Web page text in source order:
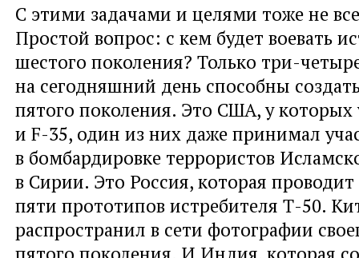
С этими задачами и целями тоже не
Простой вопрос: с кем будет воевать
шестого поколения? Только три-
на сегодняшний день способны
пятого поколения. Это США, у которых
и F-35, один из них даже принимал
в бомбардировке террористов
в Сирии. Это Россия, которая
пяти прототипов истребителя Т-50.
распространил в сети фотографии
пятого поколения. И Индия, которая